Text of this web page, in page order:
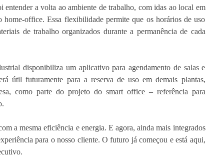
a volta ao ambiente de trabalho, com idas ao local em
home-office. Essa flexibilidade permite que os horários de uso
de trabalho organizados durante a permanência de cada
disponibiliza um aplicativo para agendamento de salas e
útil futuramente para a reserva de uso em demais plantas,
como parte do projeto do smart office – referência para
a mesma eficiência e energia. E agora, ainda mais integrados
para o nosso cliente. O futuro já começou e está aqui,